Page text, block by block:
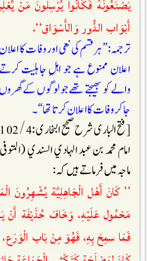
يَصْنَعُونَهُ فَكَانُوا يُرْسِلُونَ مَنْ
أَبْوَاب الدُّور وَالأَسْوَاق‘‘.
ترجمہ: ”ہر قسم کی نعی اور وفات کا
اعلان ممنوع ہے جو اہلِ جاہلیت
والے کو بھیجتے تھے جو لوگوں کے
جا کر وفات کا اعلان کرتاتھا“۔
[فتح الباری شرح صحیح البخاری : 4 / 102ح : 1245 و 1246]
ماجہ میں فرماتے ہیں کہ :
’’ كَانَ أَهْل الْجَاهِلِيَّة يُشْهِرُونَ
مَحْمُول عَلَيْهِ، وَخَافَ حُذَيْفَة أَنْ
فَمَا سمِحَ بِهِ، فَهُوَ مِنْ بَاب